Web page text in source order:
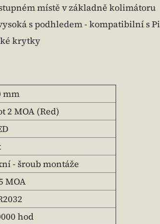
místě v základně kolimátoru
s podhledem - kompatibilní s
krytky
mm
2 MOA (Red)
- šroub montáže
MOA
hod